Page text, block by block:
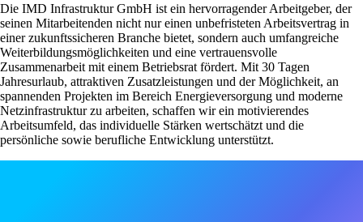
Die IMD Infrastruktur GmbH ist ein hervorragender Arbeitgeber, der
seinen Mitarbeitenden nicht nur einen unbefristeten Arbeitsvertrag in
einer zukunftssicheren Branche bietet, sondern auch umfangreiche
Weiterbildungsmöglichkeiten und eine vertrauensvolle
Zusammenarbeit mit einem Betriebsrat fördert. Mit 30 Tagen
Jahresurlaub, attraktiven Zusatzleistungen und der Möglichkeit, an
spannenden Projekten im Bereich Energieversorgung und moderne
Netzinfrastruktur zu arbeiten, schaffen wir ein motivierendes
Arbeitsumfeld, das individuelle Stärken wertschätzt und die
persönliche sowie berufliche Entwicklung unterstützt.